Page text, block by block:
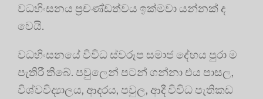
වධහිංසනය ප්‍ර‍චණ්ඩත්වය ඉක්මවා යන්නක් ද
වෙයි.
වධහිංසනයේ විවිධ ස්වරූප සමාජ දේහය පුරා ම
පැතිරී තිබේ. පවුලෙන් පටන් ගන්නා එය පාසල,
විශ්වවිද්‍යාලය, ආදරය, පවුල, ආදී විවිධ පැතිකඩ